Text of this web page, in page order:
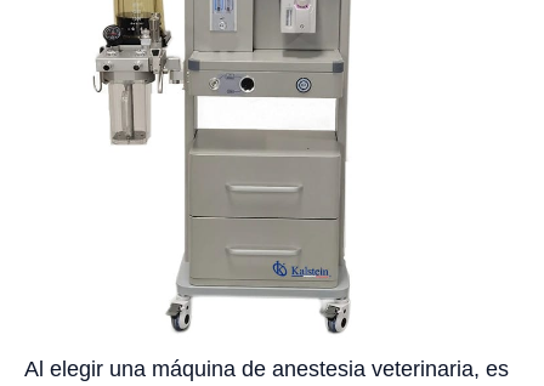
Al elegir una máquina de anestesia veterinaria, es